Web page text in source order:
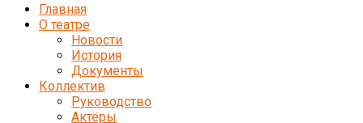
Главная
О театре
Новости
История
Документы
Коллектив
Руководство
Актёры